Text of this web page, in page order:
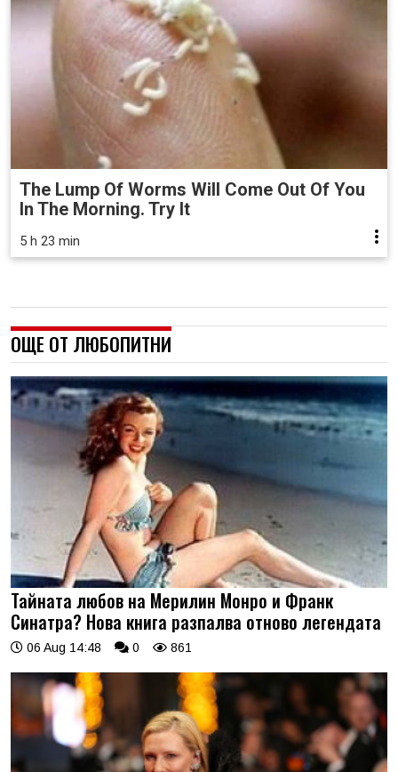
The Lump Of Worms Will Come Out Of You
In The Morning. Try It
5 h 23 min
ОЩЕ ОТ ЛЮБОПИТНИ
Тайната любов на Мерилин Монро и Франк
Синатра? Нова книга разпалва отново легендата
06 Aug 14:48 0 861